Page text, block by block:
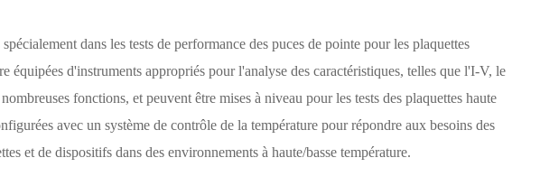
dans les tests de performance des puces de pointe pour les plaquettes
d'instruments appropriés pour l'analyse des caractéristiques, telles que l'I-V, le
fonctions, et peuvent être mises à niveau pour les tests des plaquettes haute
avec un système de contrôle de la température pour répondre aux besoins des
et de dispositifs dans des environnements à haute/basse température.